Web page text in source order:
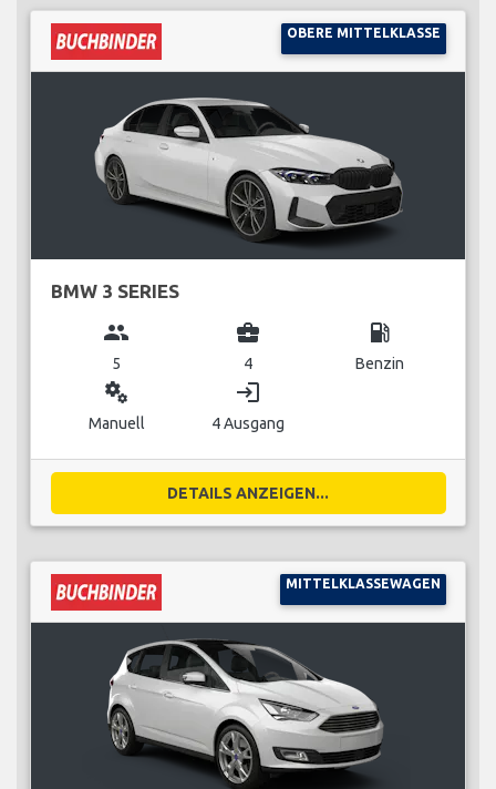
OBERE MITTELKLASSE
BMW 3 SERIES
group
5
business_center
4
local_gas_station
Benzin
miscellaneous_services
Manuell
login
4 Ausgang
DETAILS ANZEIGEN...
MITTELKLASSEWAGEN